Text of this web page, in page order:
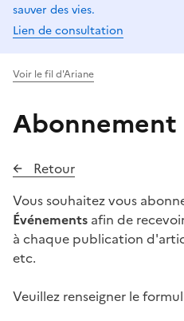
sauver des vies.
Lien de consultation
Voir le fil d'Ariane
Retour
Vous souhaitez vous
Événements afin de
à chaque publication
etc.
Veuillez renseigner le